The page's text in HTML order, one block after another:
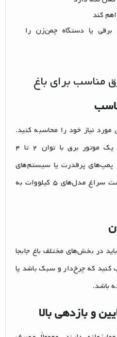
کند
برقی یا دستگاه چمن‌زن را
مناسب برای باغ
مورد نیاز خود را محاسبه کنید.
برای یک باغ کوچک معمولاً یک موتور برق با توان ۲ تا ۴
پمپ‌های پرقدرت یا سیستم‌های
پیشرفته‌تری دارید، بهتر است سراغ مدل‌های ۵ کیلووات به
باید در بخش‌های مختلف باغ جابجا
کنید که چرخ‌دار و سبک باشد یا
باشد.
و بازدهی بالا